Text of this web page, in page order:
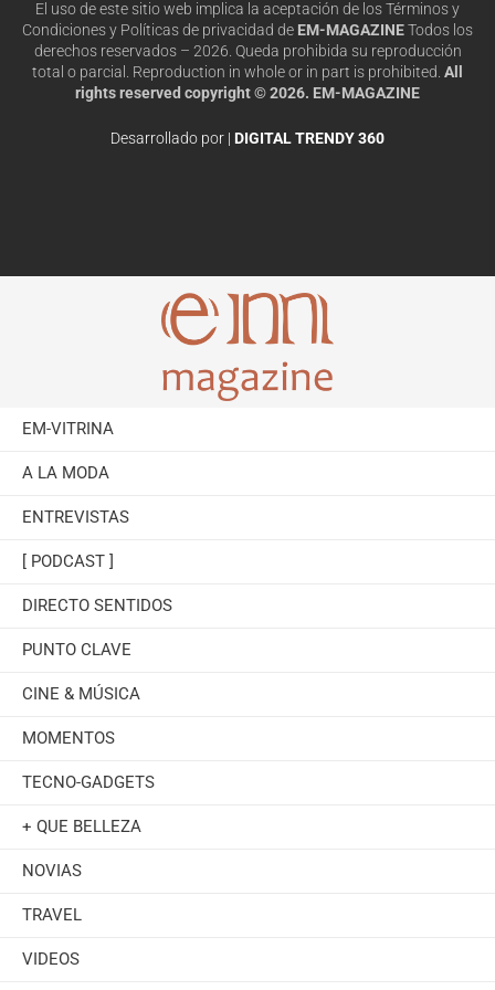
El uso de este sitio web implica la aceptación de los Términos y
Condiciones y Políticas de privacidad de EM-MAGAZINETodos los
derechos reservados – 2026. Queda prohibida su reproducción
total o parcial. Reproduction in whole or in part is prohibited. All
rights reserved copyright © 2026. EM-MAGAZINE
Desarrollado por | DIGITAL TRENDY 360
EM-VITRINA
A LA MODA
ENTREVISTAS
[ PODCAST ]
DIRECTO SENTIDOS
PUNTO CLAVE
CINE & MÚSICA
MOMENTOS
TECNO-GADGETS
+ QUE BELLEZA
NOVIAS
TRAVEL
VIDEOS